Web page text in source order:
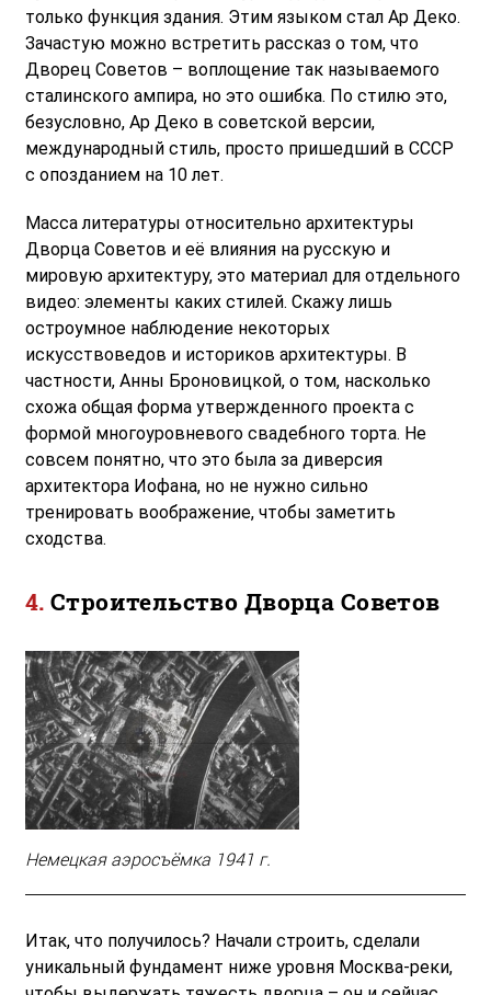
только функция здания. Этим языком стал Ар Деко.
Зачастую можно встретить рассказ о том, что
Дворец Советов – воплощение так называемого
сталинского ампира, но это ошибка. По стилю это,
безусловно, Ар Деко в советской версии,
международный стиль, просто пришедший в СССР
с опозданием на 10 лет.
Масса литературы относительно архитектуры
Дворца Советов и её влияния на русскую и
мировую архитектуру, это материал для отдельного
видео: элементы каких стилей. Скажу лишь
остроумное наблюдение некоторых
искусствоведов и историков архитектуры. В
частности, Анны Броновицкой, о том, насколько
схожа общая форма утвержденного проекта с
формой многоуровневого свадебного торта. Не
совсем понятно, что это была за диверсия
архитектора Иофана, но не нужно сильно
тренировать воображение, чтобы заметить
сходства.
Строительство Дворца Советов
Немецкая аэросъёмка 1941 г.
Итак, что получилось? Начали строить, сделали
уникальный фундамент ниже уровня Москва-реки,